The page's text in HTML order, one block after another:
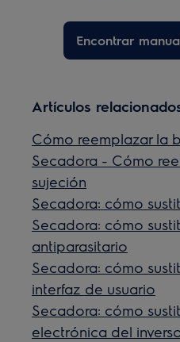
Encontrar
Artículos
Cómo reemplazar la
Secadora - Cómo
sujeción
Secadora: cómo
Secadora: cómo
antiparasitario
Secadora: cómo
interfaz de usuario
Secadora: cómo
electrónica del